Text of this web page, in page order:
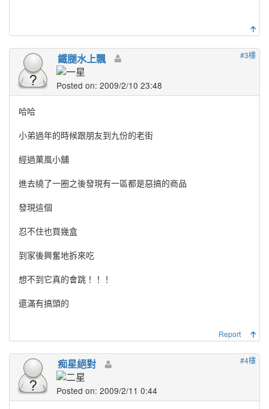
#3樓
鐵腿水上飄
Posted on: 2009/2/10 23:48
哈哈
小弟過年的時候跟朋友到九份的老街
經過菓風小舖
進去繞了一圈之後發現有一區都是惡搞的商品
發現這個
忍不住也買幾盒
到家後興奮地拆來吃
想不到它真的會跳！！！
還滿有搞頭的
Report
#4樓
痴星絕對
Posted on: 2009/2/11 0:44